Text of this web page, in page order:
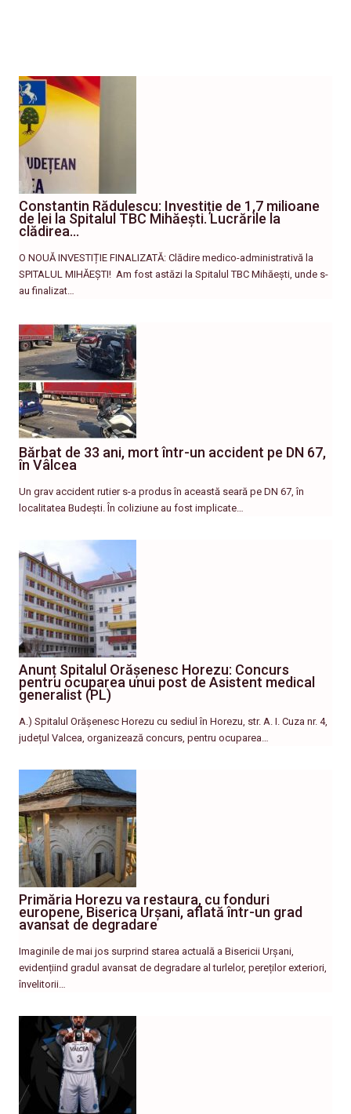
Constantin Rădulescu: Investiție de 1,7 milioane
de lei la Spitalul TBC Mihăești. Lucrările la
clădirea…
O NOUĂ INVESTIȚIE FINALIZATĂ: Clădire medico-administrativă la
SPITALUL MIHĂEȘTI! ​ Am fost astăzi la Spitalul TBC Mihăești, unde s-
au finalizat…
Bărbat de 33 ani, mort într-un accident pe DN 67,
în Vâlcea
Un grav accident rutier s-a produs în această seară pe DN 67, în
localitatea Budești. În coliziune au fost implicate…
Anunț Spitalul Orășenesc Horezu: Concurs
pentru ocuparea unui post de Asistent medical
generalist (PL)
A.) Spitalul Orășenesc Horezu cu sediul în Horezu, str. A. I. Cuza nr. 4,
județul Valcea, organizează concurs, pentru ocuparea…
Primăria Horezu va restaura, cu fonduri
europene, Biserica Urșani, aflată într-un grad
avansat de degradare
Imaginile de mai jos surprind starea actuală a Bisericii Urșani,
evidențiind gradul avansat de degradare al turlelor, pereților exteriori,
învelitorii…